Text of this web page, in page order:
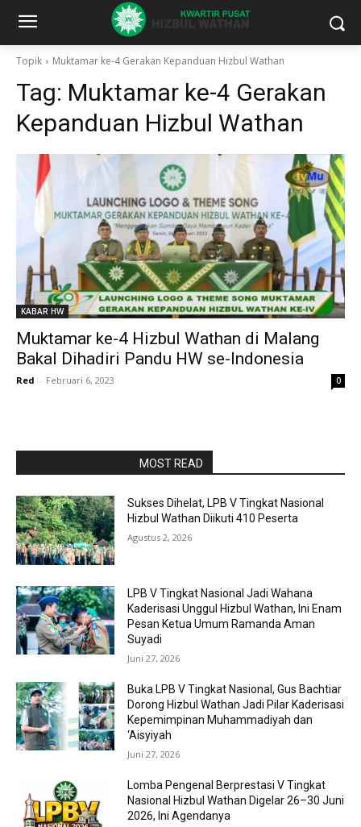
Topik Muktamar ke-4 Gerakan Kepanduan Hizbul Wathan
Tag: Muktamar ke-4 Gerakan
Kepanduan Hizbul Wathan
KABAR HW
Muktamar ke-4 Hizbul Wathan di Malang
Bakal Dihadiri Pandu HW se-Indonesia
Red - Februari 6, 2023 0
MOST READ
Sukses Dihelat, LPB V Tingkat Nasional
Hizbul Wathan Diikuti 410 Peserta
Agustus 2, 2026
LPB V Tingkat Nasional Jadi Wahana
Kaderisasi Unggul Hizbul Wathan, Ini Enam
Pesan Ketua Umum Ramanda Aman
Suyadi
Juni 27, 2026
Buka LPB V Tingkat Nasional, Gus Bachtiar
Dorong Hizbul Wathan Jadi Pilar Kaderisasi
Kepemimpinan Muhammadiyah dan
‘Aisyiyah
Juni 27, 2026
Lomba Pengenal Berprestasi V Tingkat
Nasional Hizbul Wathan Digelar 26–30 Juni
2026, Ini Agendanya